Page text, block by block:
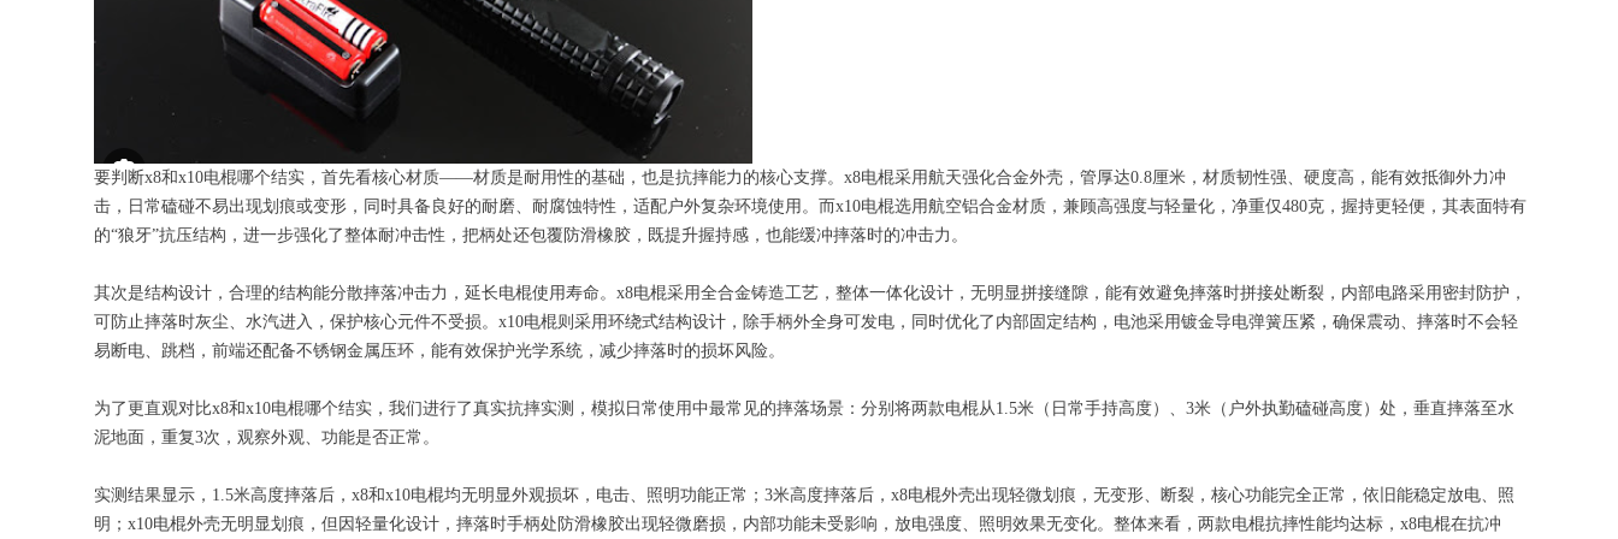
要判断x8和x10电棍哪个结实，首先看核心材质——材质是耐用性的基础，也是抗摔能力的核心支撑。x8电棍采用航天强化合金外壳，管厚达0.8厘米，材质韧性强、硬度高，能有效抵御外力冲
击，日常磕碰不易出现划痕或变形，同时具备良好的耐磨、耐腐蚀特性，适配户外复杂环境使用。而x10电棍选用航空铝合金材质，兼顾高强度与轻量化，净重仅480克，握持更轻便，其表面特有
的“狼牙”抗压结构，进一步强化了整体耐冲击性，把柄处还包覆防滑橡胶，既提升握持感，也能缓冲摔落时的冲击力。
其次是结构设计，合理的结构能分散摔落冲击力，延长电棍使用寿命。x8电棍采用全合金铸造工艺，整体一体化设计，无明显拼接缝隙，能有效避免摔落时拼接处断裂，内部电路采用密封防护，
可防止摔落时灰尘、水汽进入，保护核心元件不受损。x10电棍则采用环绕式结构设计，除手柄外全身可发电，同时优化了内部固定结构，电池采用镀金导电弹簧压紧，确保震动、摔落时不会轻
易断电、跳档，前端还配备不锈钢金属压环，能有效保护光学系统，减少摔落时的损坏风险。
为了更直观对比x8和x10电棍哪个结实，我们进行了真实抗摔实测，模拟日常使用中最常见的摔落场景：分别将两款电棍从1.5米（日常手持高度）、3米（户外执勤磕碰高度）处，垂直摔落至水
泥地面，重复3次，观察外观、功能是否正常。
实测结果显示，1.5米高度摔落后，x8和x10电棍均无明显外观损坏，电击、照明功能正常；3米高度摔落后，x8电棍外壳出现轻微划痕，无变形、断裂，核心功能完全正常，依旧能稳定放电、照
明；x10电棍外壳无明显划痕，但因轻量化设计，摔落时手柄处防滑橡胶出现轻微磨损，内部功能未受影响，放电强度、照明效果无变化。整体来看，两款电棍抗摔性能均达标，x8电棍在抗冲